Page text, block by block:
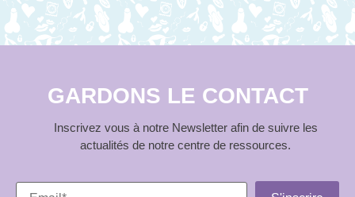
GARDONS LE CONTACT
Inscrivez vous à notre Newsletter afin de suivre les
actualités de notre centre de ressources.